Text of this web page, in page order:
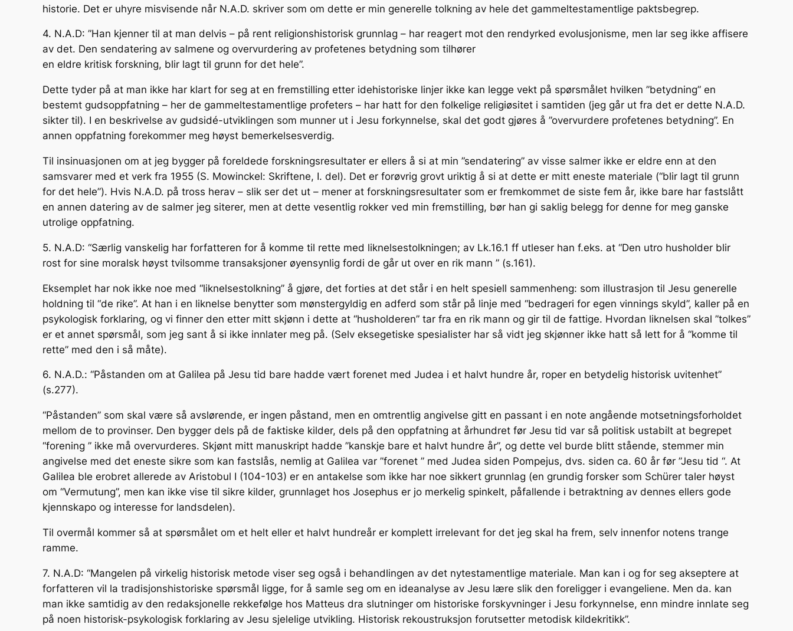
historie. Det er uhyre misvisende når N.A.D. skriver som om dette er min generelle tolkning av hele det gammeltestamentlige paktsbegrep.
4. N.A.D: ”Han kjenner til at man delvis – på rent religionshistorisk grunnlag – har reagert mot den rendyrked evolusjonisme, men lar seg ikke affisere
av det. Den sendatering av salmene og overvurdering av profetenes betydning som tilhører
en eldre kritisk forskning, blir lagt til grunn for det hele”.
Dette tyder på at man ikke har klart for seg at en fremstilling etter idehistoriske linjer ikke kan legge vekt på spørsmålet hvilken ”betydning” en
bestemt gudsoppfatning – her de gammeltestamentlige profeters – har hatt for den folkelige religiøsitet i samtiden (jeg går ut fra det er dette N.A.D.
sikter til). I en beskrivelse av gudsidé-utviklingen som munner ut i Jesu forkynnelse, skal det godt gjøres å ”overvurdere profetenes betydning”. En
annen oppfatning forekommer meg høyst bemerkelsesverdig.
Til insinuasjonen om at jeg bygger på foreldede forskningsresultater er ellers å si at min ”sendatering” av visse salmer ikke er eldre enn at den
samsvarer med et verk fra 1955 (S. Mowinckel: Skriftene, I. del). Det er forøvrig grovt uriktig å si at dette er mitt eneste materiale (“blir lagt til grunn
for det hele”). Hvis N.A.D. på tross herav – slik ser det ut – mener at forskningsresultater som er fremkommet de siste fem år, ikke bare har fastslått
en annen datering av de salmer jeg siterer, men at dette vesentlig rokker ved min fremstilling, bør han gi saklig belegg for denne for meg ganske
utrolige oppfatning.
5. N.A.D: “Særlig vanskelig har forfatteren for å komme til rette med liknelsestolkningen; av Lk.16.1 ff utleser han f.eks. at “Den utro husholder blir
rost for sine moralsk høyst tvilsomme transaksjoner øyensynlig fordi de går ut over en rik mann ” (s.161).
Eksemplet har nok ikke noe med “liknelsestolkning” å gjøre, det forties at det står i en helt spesiell sammenheng: som illustrasjon til Jesu generelle
holdning til “de rike”. At han i en liknelse benytter som mønstergyldig en adferd som står på linje med “bedrageri for egen vinnings skyld”, kaller på en
psykologisk forklaring, og vi finner den etter mitt skjønn i dette at “husholderen” tar fra en rik mann og gir til de fattige. Hvordan liknelsen skal ”tolkes”
er et annet spørsmål, som jeg sant å si ikke innlater meg på. (Selv eksegetiske spesialister har så vidt jeg skjønner ikke hatt så lett for å “komme til
rette” med den i så måte).
6. N.A.D.: “Påstanden om at Galilea på Jesu tid bare hadde vært forenet med Judea i et halvt hundre år, roper en betydelig historisk uvitenhet”
(s.277).
“Påstanden” som skal være så avslørende, er ingen påstand, men en omtrentlig angivelse gitt en passant i en note angående motsetningsforholdet
mellom de to provinser. Den bygger dels på de faktiske kilder, dels på den oppfatning at århundret før Jesu tid var så politisk ustabilt at begrepet
“forening ” ikke må overvurderes. Skjønt mitt manuskript hadde ”kanskje bare et halvt hundre år”, og dette vel burde blitt stående, stemmer min
angivelse med det eneste sikre som kan fastslås, nemlig at Galilea var ”forenet ” med Judea siden Pompejus, dvs. siden ca. 60 år før ”Jesu tid “. At
Galilea ble erobret allerede av Aristobul I (104-103) er en antakelse som ikke har noe sikkert grunnlag (en grundig forsker som Schürer taler høyst
om “Vermutung”, men kan ikke vise til sikre kilder, grunnlaget hos Josephus er jo merkelig spinkelt, påfallende i betraktning av dennes ellers gode
kjennskapo og interesse for landsdelen).
Til overmål kommer så at spørsmålet om et helt eller et halvt hundreår er komplett irrelevant for det jeg skal ha frem, selv innenfor notens trange
ramme.
7. N.A.D: “Mangelen på virkelig historisk metode viser seg også i behandlingen av det nytestamentlige materiale. Man kan i og for seg akseptere at
forfatteren vil la tradisjonshistoriske spørsmål ligge, for å samle seg om en ideanalyse av Jesu lære slik den foreligger i evangeliene. Men da. kan
man ikke samtidig av den redaksjonelle rekkefølge hos Matteus dra slutninger om historiske forskyvninger i Jesu forkynnelse, enn mindre innlate seg
på noen historisk-psykologisk forklaring av Jesu sjelelige utvikling. Historisk rekoustruksjon forutsetter metodisk kilde­kritikk”.